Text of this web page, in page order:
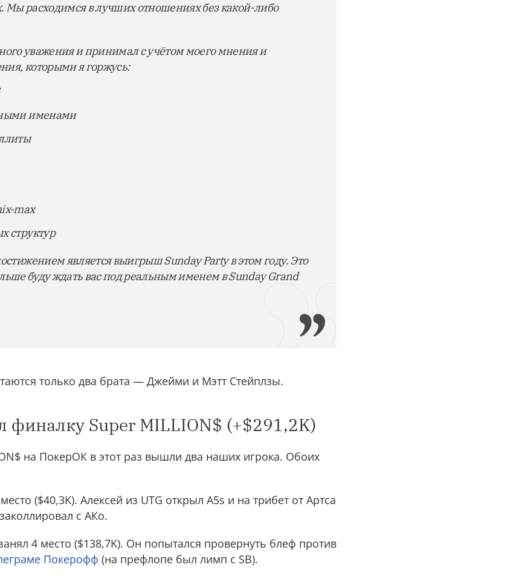
Мы расходимся в лучших отношениях без какой-либо
уважения и принимал с учётом моего мнения и
которыми я горжусь:
именами
max
структур
является выигрыш Sunday Party в этом году. Это
буду ждать вас под реальным именем в Sunday Grand
только два брата — Джейми и Мэтт Стейплзы.
финалку Super MILLION$ (+$291,2K)
на ПокерОК в этот раз вышли два наших игрока. Обоих
($40,3K). Алексей из UTG открыл A5s и на трибет от Артса
с АКо.
4 место ($138,7K). Он попытался провернуть блеф против
Покерофф (на префлопе был лимп с SB).